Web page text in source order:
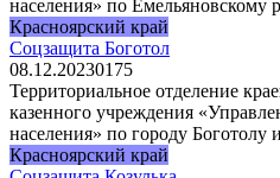
населения» по Емельяновскому
Красноярский край
Соцзащита Боготол
08.12.20230175
Территориальное отделение
казенного учреждения
населения» по городу Боготолу
Красноярский край